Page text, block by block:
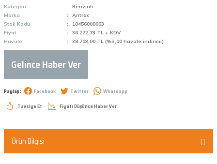
Kategori
Benzinli
Marka
Antrac
Stok Kodu
10456000003
Fiyat
36.272,73 TL + KDV
Havale
38.703,00 TL (%3,00 havale indirimi)
Gelince Haber Ver
Paylaş : Facebook Twitter
Whatsapp
Tavsiye Et
Fiyatı Düşünce Haber Ver
Ürün Bilgisi